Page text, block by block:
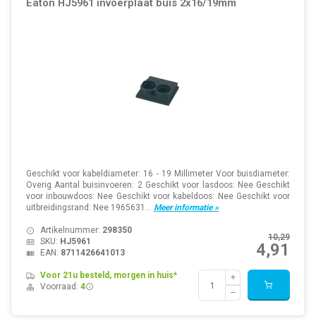
Eaton HJ5961 invoerplaat buis 2x16/19mm
Geschikt voor kabeldiameter: 16 - 19 Millimeter Voor buisdiameter:
Overig Aantal buisinvoeren: 2 Geschikt voor lasdoos: Nee Geschikt
voor inbouwdoos: Nee Geschikt voor kabeldoos: Nee Geschikt voor
uitbreidingsrand: Nee 1965631... Meer informatie »
10,29
4,91
Artikelnummer: 298350
SKU: HJ5961
EAN: 8711426641013
Voor 21u besteld, morgen in huis*
Voorraad: 4